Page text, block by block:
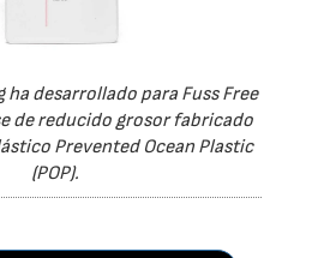
ha desarrollado para Fuss Free
de reducido grosor fabricado
Prevented Ocean Plastic
(POP).